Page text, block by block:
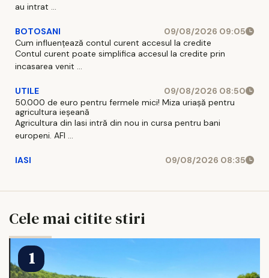
au intrat ...
BOTOSANI
09/08/2026 09:05
Cum influențează contul curent accesul la credite
Contul curent poate simplifica accesul la credite prin
incasarea venit ...
UTILE
09/08/2026 08:50
50.000 de euro pentru fermele mici! Miza uriașă pentru
agricultura ieșeană
Agricultura din Iasi intră din nou in cursa pentru bani
europeni. AFI ...
IASI 09/08/2026 08:35
Cele mai citite stiri